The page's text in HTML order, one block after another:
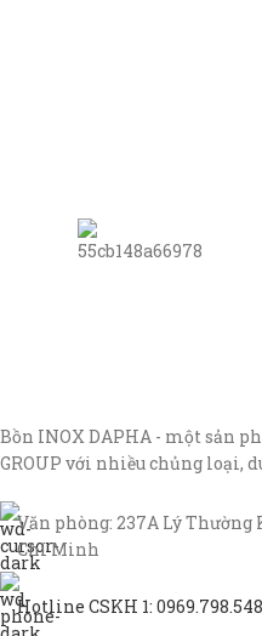
Bồn INOX DAPHA - một sản
GROUP với nhiều chủng loại,
Văn phòng: 237A Lý Thường
Chí Minh
Hotline CSKH 1: 0969.798.548